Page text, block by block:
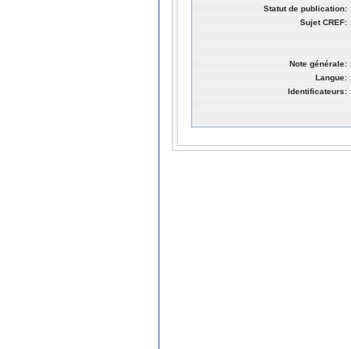
Statut de publication:
Sujet CREF:
Note générale:
Langue:
Identificateurs: